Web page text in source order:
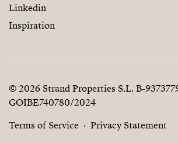
Linkedin
Inspiration
© 2026 Strand Properties S.L. B-
GOIBE740780/2024
Terms of Service
Privacy Statement